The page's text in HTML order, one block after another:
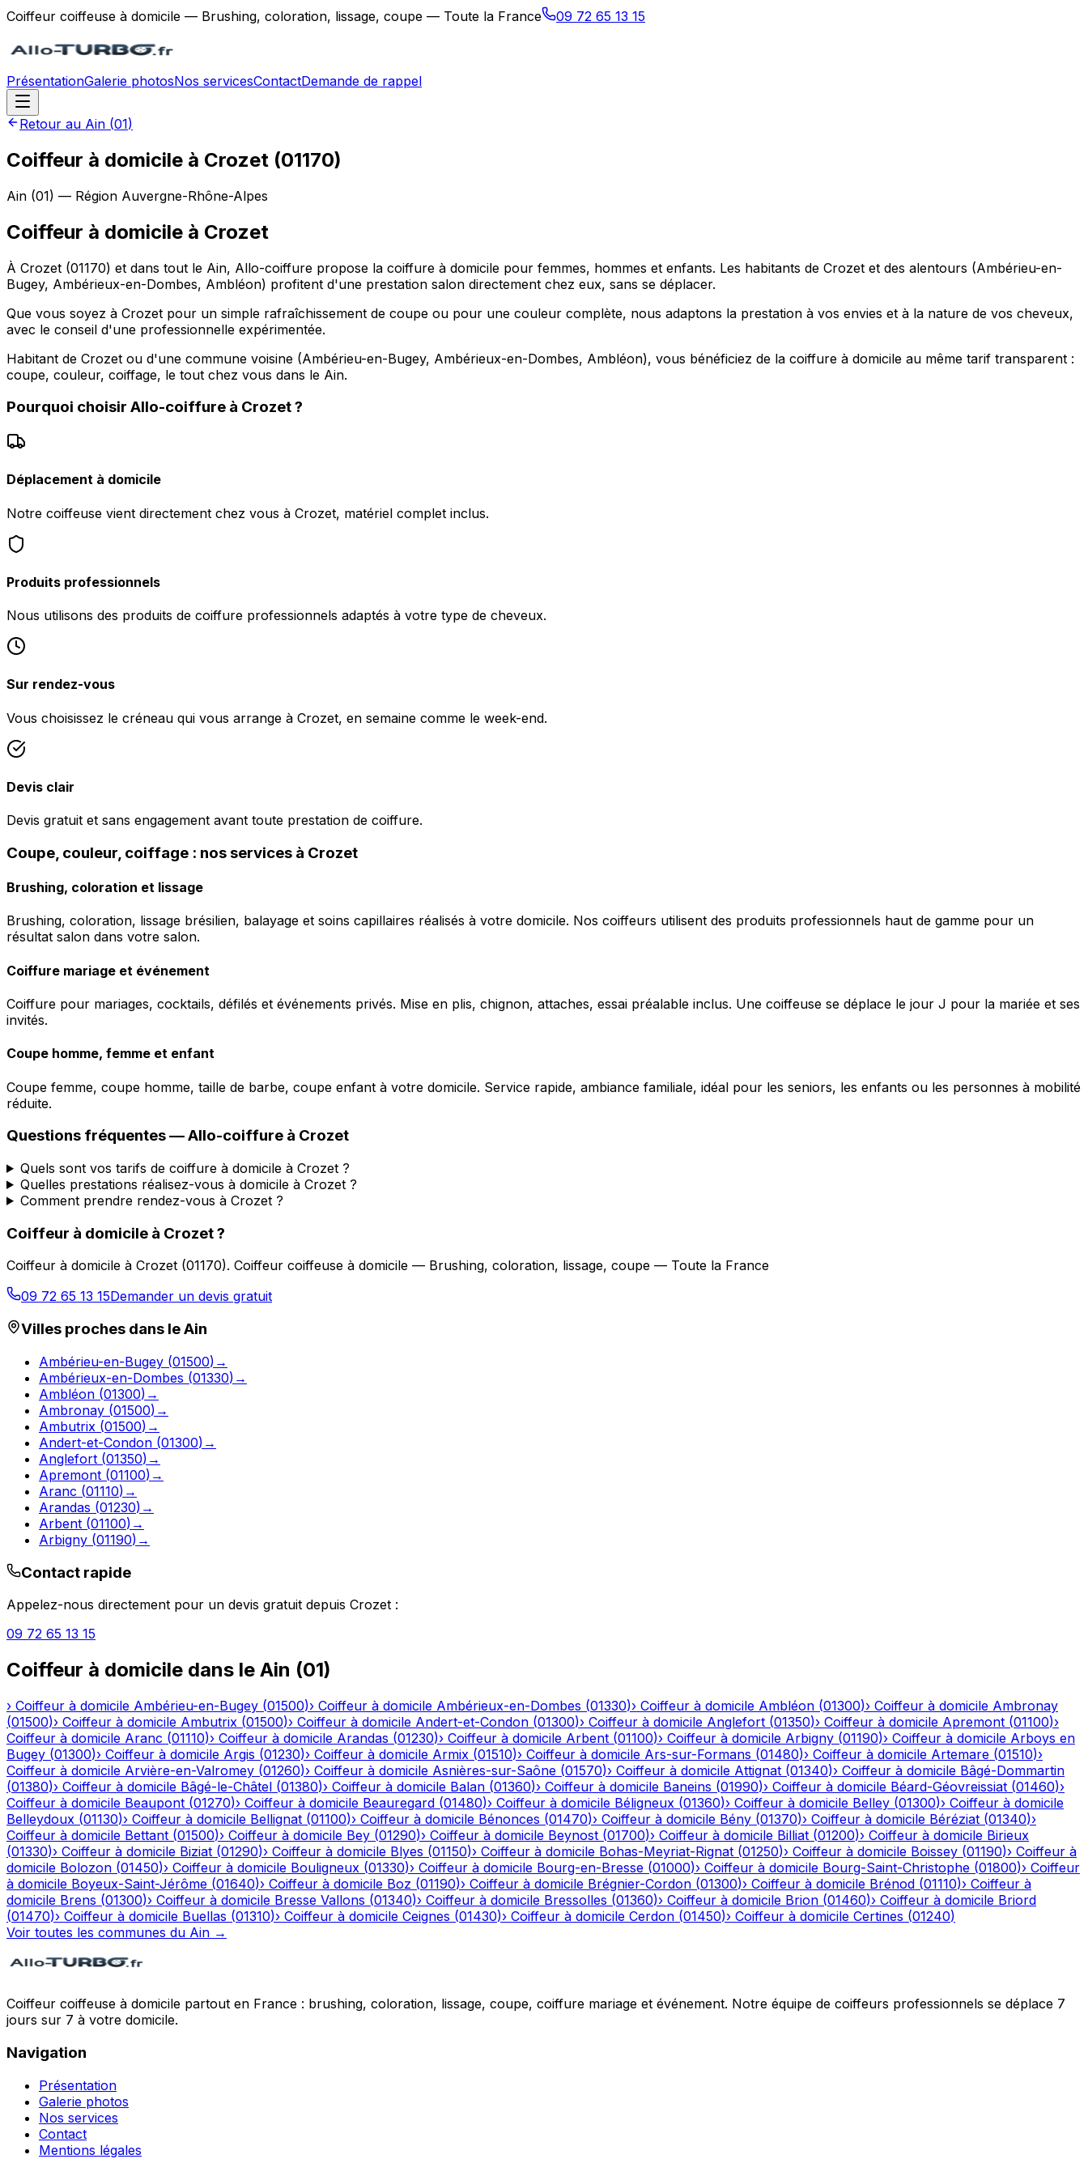
Coiffeur coiffeuse à domicile — Brushing, coloration, lissage, coupe — Toute la France 09 72 65 13 15
PrésentationGalerie photosNos servicesContactDemande de rappel
Retour au Ain (01)
Coiffeur à domicile à Crozet (01170)
Ain (01) — Région Auvergne-Rhône-Alpes
Coiffeur à domicile à Crozet
À Crozet (01170) et dans tout le Ain, Allo-coiffure propose la coiffure à domicile pour femmes, hommes et enfants. Les habitants de Crozet et des alentours (Ambérieu-en-
Bugey, Ambérieux-en-Dombes, Ambléon) profitent d'une prestation salon directement chez eux, sans se déplacer.
Que vous soyez à Crozet pour un simple rafraîchissement de coupe ou pour une couleur complète, nous adaptons la prestation à vos envies et à la nature de vos cheveux,
avec le conseil d'une professionnelle expérimentée.
Habitant de Crozet ou d'une commune voisine (Ambérieu-en-Bugey, Ambérieux-en-Dombes, Ambléon), vous bénéficiez de la coiffure à domicile au même tarif transparent :
coupe, couleur, coiffage, le tout chez vous dans le Ain.
Pourquoi choisir Allo-coiffure à Crozet?
Déplacement à domicile
Notre coiffeuse vient directement chez vous à Crozet, matériel complet inclus.
Produits professionnels
Nous utilisons des produits de coiffure professionnels adaptés à votre type de cheveux.
Sur rendez-vous
Vous choisissez le créneau qui vous arrange à Crozet, en semaine comme le week-end.
Devis clair
Devis gratuit et sans engagement avant toute prestation de coiffure.
Coupe, couleur, coiffage : nos services à Crozet
Brushing, coloration et lissage
Brushing, coloration, lissage brésilien, balayage et soins capillaires réalisés à votre domicile. Nos coiffeurs utilisent des produits professionnels haut de gamme pour un
résultat salon dans votre salon.
Coiffure mariage et événement
Coiffure pour mariages, cocktails, défilés et événements privés. Mise en plis, chignon, attaches, essai préalable inclus. Une coiffeuse se déplace le jour J pour la mariée et ses
invités.
Coupe homme, femme et enfant
Coupe femme, coupe homme, taille de barbe, coupe enfant à votre domicile. Service rapide, ambiance familiale, idéal pour les seniors, les enfants ou les personnes à mobilité
réduite.
Questions fréquentes —Allo-coiffure à Crozet
Quels sont vos tarifs de coiffure à domicile à Crozet ?
Quelles prestations réalisez-vous à domicile à Crozet ?
Comment prendre rendez-vous à Crozet ?
Coiffeur à domicile à Crozet?
Coiffeur à domicile à Crozet (01170). Coiffeur coiffeuse à domicile — Brushing, coloration, lissage, coupe — Toute la France
09 72 65 13 15Demander un devis gratuit
Villes proches dans leAin
Ambérieu-en-Bugey (01500) →
Ambérieux-en-Dombes (01330) →
Ambléon (01300) →
Ambronay (01500) →
Ambutrix (01500) →
Andert-et-Condon (01300) →
Anglefort (01350) →
Apremont (01100) →
Aranc (01110) →
Arandas (01230) →
Arbent (01100) →
Arbigny (01190) →
Contact rapide
Appelez-nous directement pour un devis gratuit depuis Crozet :
09 72 65 13 15
Coiffeur à domicile dans le Ain (01)
› Coiffeur à domicile Ambérieu-en-Bugey (01500)› Coiffeur à domicile Ambérieux-en-Dombes (01330)› Coiffeur à domicile Ambléon (01300)› Coiffeur à domicile Ambronay
(01500)› Coiffeur à domicile Ambutrix (01500)› Coiffeur à domicile Andert-et-Condon (01300)› Coiffeur à domicile Anglefort (01350)› Coiffeur à domicile Apremont (01100)›
Coiffeur à domicile Aranc (01110)› Coiffeur à domicile Arandas (01230)› Coiffeur à domicile Arbent (01100)› Coiffeur à domicile Arbigny (01190)› Coiffeur à domicile Arboys en
Bugey (01300)› Coiffeur à domicile Argis (01230)› Coiffeur à domicile Armix (01510)› Coiffeur à domicile Ars-sur-Formans (01480)› Coiffeur à domicile Artemare (01510)›
Coiffeur à domicile Arvière-en-Valromey (01260)› Coiffeur à domicile Asnières-sur-Saône (01570)› Coiffeur à domicile Attignat (01340)› Coiffeur à domicile Bâgé-Dommartin
(01380)› Coiffeur à domicile Bâgé-le-Châtel (01380)› Coiffeur à domicile Balan (01360)› Coiffeur à domicile Baneins (01990)› Coiffeur à domicile Béard-Géovreissiat (01460)›
Coiffeur à domicile Beaupont (01270)› Coiffeur à domicile Beauregard (01480)› Coiffeur à domicile Béligneux (01360)› Coiffeur à domicile Belley (01300)› Coiffeur à domicile
Belleydoux (01130)› Coiffeur à domicile Bellignat (01100)› Coiffeur à domicile Bénonces (01470)› Coiffeur à domicile Bény (01370)› Coiffeur à domicile Béréziat (01340)›
Coiffeur à domicile Bettant (01500)› Coiffeur à domicile Bey (01290)› Coiffeur à domicile Beynost (01700)› Coiffeur à domicile Billiat (01200)› Coiffeur à domicile Birieux
(01330)› Coiffeur à domicile Biziat (01290)› Coiffeur à domicile Blyes (01150)› Coiffeur à domicile Bohas-Meyriat-Rignat (01250)› Coiffeur à domicile Boissey (01190)› Coiffeur à
domicile Bolozon (01450)› Coiffeur à domicile Bouligneux (01330)› Coiffeur à domicile Bourg-en-Bresse (01000)› Coiffeur à domicile Bourg-Saint-Christophe (01800)› Coiffeur
à domicile Boyeux-Saint-Jérôme (01640)› Coiffeur à domicile Boz (01190)› Coiffeur à domicile Brégnier-Cordon (01300)› Coiffeur à domicile Brénod (01110)› Coiffeur à
domicile Brens (01300)› Coiffeur à domicile Bresse Vallons (01340)› Coiffeur à domicile Bressolles (01360)› Coiffeur à domicile Brion (01460)› Coiffeur à domicile Briord
(01470)› Coiffeur à domicile Buellas (01310)› Coiffeur à domicile Ceignes (01430)› Coiffeur à domicile Cerdon (01450)› Coiffeur à domicile Certines (01240)
Voir toutes les communes du Ain →
Coiffeur coiffeuse à domicile partout en France : brushing, coloration, lissage, coupe, coiffure mariage et événement. Notre équipe de coiffeurs professionnels se déplace 7
jours sur 7 à votre domicile.
Navigation
Présentation
Galerie photos
Nos services
Contact
Mentions légales